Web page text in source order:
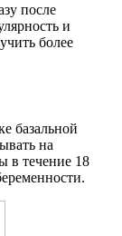
после
и
более
базальной
на
в течение 18